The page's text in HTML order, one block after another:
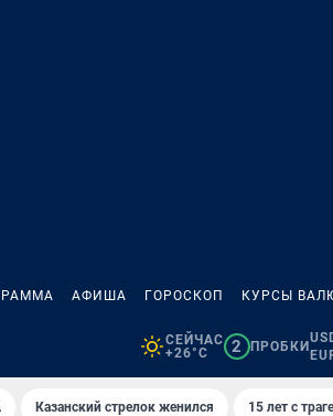
АФИША ГОРОСКОП КУРСЫ
СЕЙЧАС
+26°C
2 ПРОБКИ
Казанский стрелок женился 15 лет с